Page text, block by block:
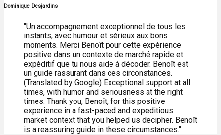
Dominique Desjardins
"Un accompagnement exceptionnel de tous les
instants, avec humour et sérieux aux bons
moments. Merci Benoît pour cette expérience
positive dans un contexte de marché rapide et
expéditif que tu nous aide à décoder. Benoît est
un guide rassurant dans ces circonstances.
(Translated by Google) Exceptional support at all
times, with humor and seriousness at the right
times. Thank you, Benoît, for this positive
experience in a fast-paced and expeditious
market context that you helped us decipher. Benoît
is a reassuring guide in these circumstances."